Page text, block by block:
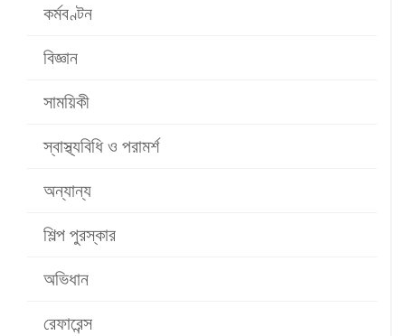
কর্মবণ্টন
বিজ্ঞান
সাময়িকী
স্বাস্থ্যবিধি ও পরামর্শ
অন্যান্য
শিল্প পুরস্কার
অভিধান
রেফারেন্স